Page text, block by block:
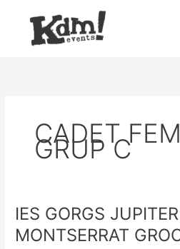
contenido
CADET
GRUP C
IES GORGS
MONTSERRAT
IES
GORGS
JUPITER